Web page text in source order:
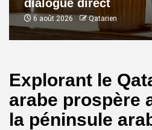
dialogue direct
6 août 2026 Qatarien
Explorant le
arabe prospère
la péninsule